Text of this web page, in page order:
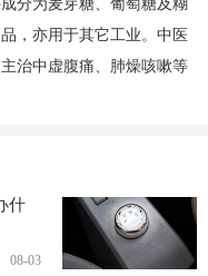
分为麦芽糖、葡萄糖及糊
，亦用于其它工业。中医
治中虚腹痛、肺燥咳嗽等
什
08-03